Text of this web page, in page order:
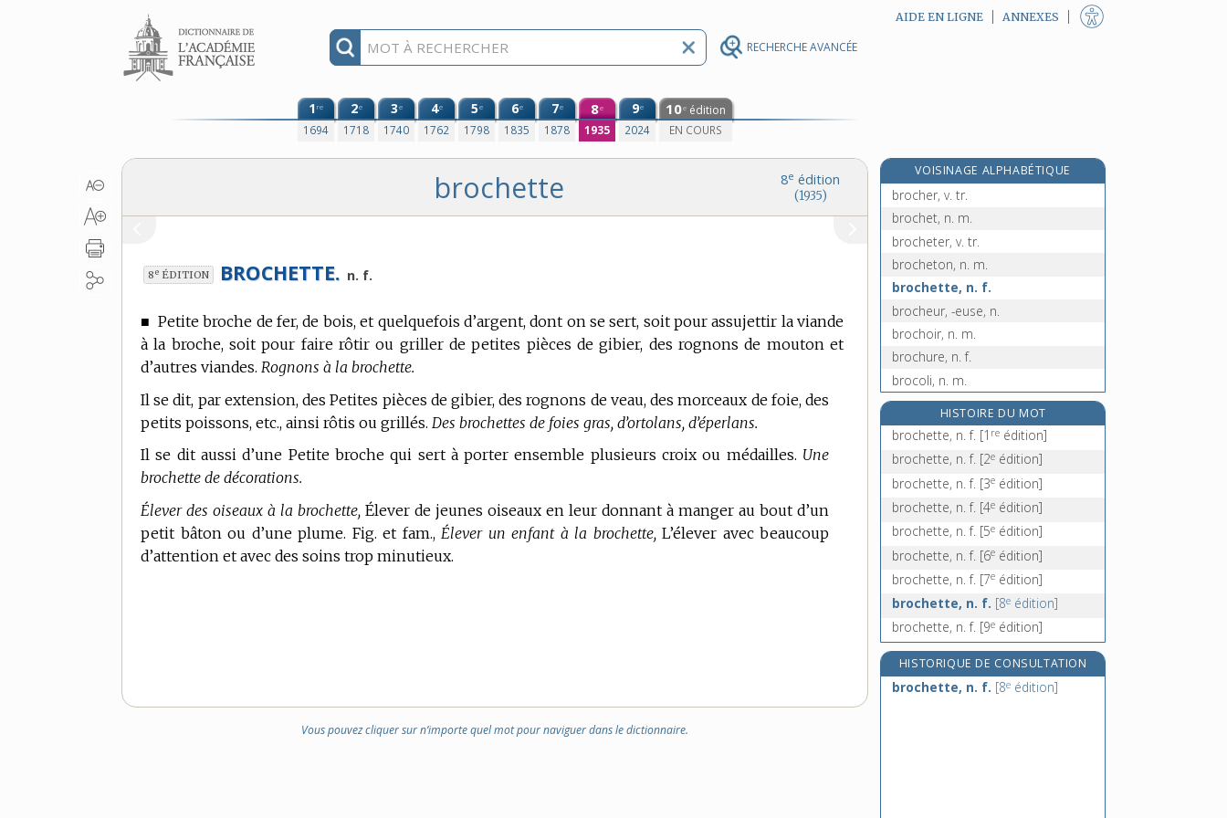
RECHERCHE AVANCÉE
Aller au contenu AIDE EN LIGNE ANNEXES
1re
1694
2e
1718
3e
1740
4e
1762
5e
1798
6e
1835
7e
1878
8e
1935
9e
2024
10e édition
EN COURS
8e édition
(1935)
brochette
8e ÉDITION BROCHETTE. n. f.
■Petite broche de fer, de bois, et quelquefois d’argent, dont on se sert, soit pour assujettir la viande
à la broche, soit pour faire rôtir ou griller de petites pièces de gibier, des rognons de mouton et
d’autres viandes. Rognons à la brochette.
Il se dit, par extension, des Petites pièces de gibier, des rognons de veau, des morceaux de foie, des
petits poissons, etc., ainsi rôtis ou grillés. Des brochettes de foies gras, d’ortolans, d’éperlans.
Il se dit aussi d’une Petite broche qui sert à porter ensemble plusieurs croix ou médailles. Une
brochette de décorations.
Élever des oiseaux à la brochette, Élever de jeunes oiseaux en leur donnant à manger au bout d’un
petit bâton ou d’une plume. Fig. et fam., Élever un enfant à la brochette, L’élever avec beaucoup
d’attention et avec des soins trop minutieux.
Vous pouvez cliquer sur n’importe quel mot pour naviguer dans le dictionnaire.
VOISINAGE ALPHABÉTIQUE
brochée, n. f.
brocher, v. tr.
brochet, n. m.
brocheter, v. tr.
brocheton, n. m.
brochette, n. f.
brocheur, -euse, n.
brochoir, n. m.
brochure, n. f.
brocoli, n. m.
brodequin, n. m.
broder, v. tr.
HISTOIRE DU MOT
brochette, n. f. [1 re édition]
brochette, n. f. [2e édition]
brochette, n. f. [3e édition]
brochette, n. f. [4e édition]
brochette, n. f. [5e édition]
brochette, n. f. [6e édition]
brochette, n. f. [7e édition]
brochette, n. f. [8e édition]
brochette, n. f. [9e édition]
HISTORIQUE DE CONSULTATION
brochette, n. f. [8e édition]